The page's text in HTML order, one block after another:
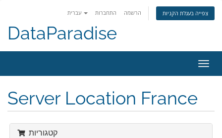
התחברות הרשמה צפייה בעגלת הקניות
DataParadise
ניווט
Server Location France
קטגוריות